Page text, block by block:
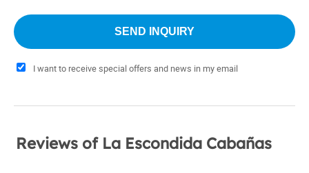
I want to receive special offers and news in my email
Reviews of La Escondida Cabañas